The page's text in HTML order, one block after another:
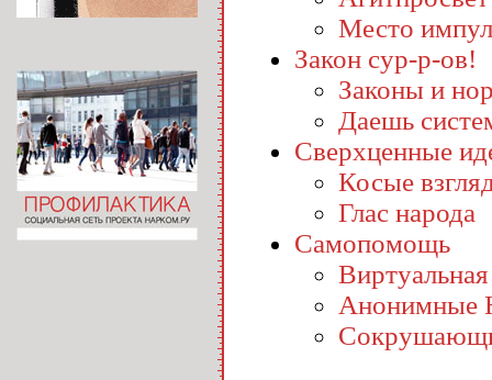
Место
Закон сур-р-ов!
Законы и
Даешь
Сверхценные
Косые
Глас народа
Самопомощь
Анонимные